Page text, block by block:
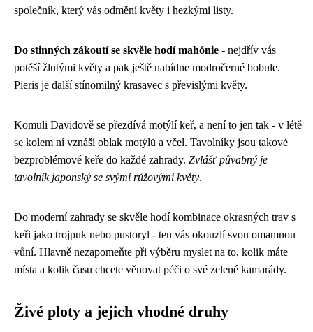
společník, který vás odmění květy i hezkými listy.
Do stinných zákoutí se skvěle hodí mahónie - nejdřív vás
potěší žlutými květy a pak ještě nabídne modročerné bobule.
Pieris je další stínomilný krasavec s převislými květy.
Komuli Davidově se přezdívá motýlí keř, a není to jen tak - v létě
se kolem ní vznáší oblak motýlů a včel. Tavolníky jsou takové
bezproblémové keře do každé zahrady. Zvlášť půvabný je
tavolník japonský se svými růžovými květy.
Do moderní zahrady se skvěle hodí kombinace okrasných trav s
keři jako trojpuk nebo pustoryl - ten vás okouzlí svou omamnou
vůní. Hlavně nezapomeňte při výběru myslet na to, kolik máte
místa a kolik času chcete věnovat péči o své zelené kamarády.
Živé ploty a jejich vhodné druhy